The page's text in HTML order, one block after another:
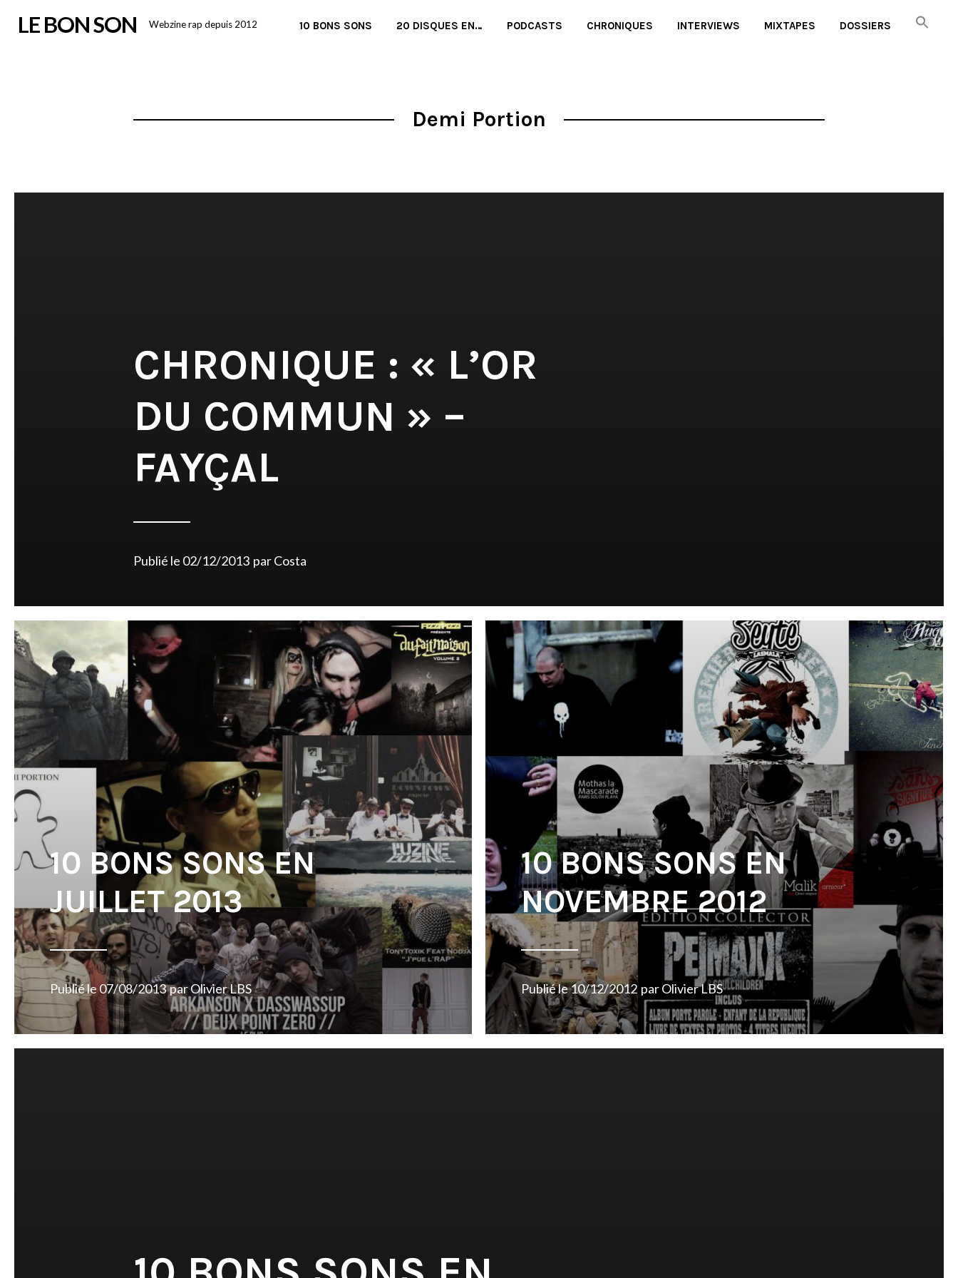
LE BON SON Webzine rap depuis 2012 10 BONS SONS 20 DISQUES EN… PODCASTS CHRONIQUES INTERVIEWS MIXTAPES DOSSIERS
Demi Portion
CHRONIQUE : « L’OR
DU COMMUN » –
FAYÇAL
Publié le 02/12/2013 parCosta
10 BONS SONS EN
JUILLET 2013
Publié le07/08/2013 parOlivier LBS
10 BONS SONS EN
NOVEMBRE 2012
Publié le10/12/2012 parOlivier LBS